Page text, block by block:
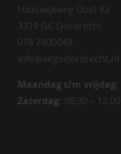
Haaswijkweg Oost 8a
3319 GC Dordrecht
078 7400049
info@vegodordrecht.nl
Maandag t/m vrijdag:
Zaterdag: 08:30 – 12:00